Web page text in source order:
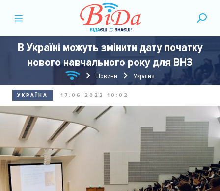
В Україні можуть змінити дату початку
нового навчального року для ВНЗ
Новини Україна
УКРАЇНА 17.06.2022 10:02